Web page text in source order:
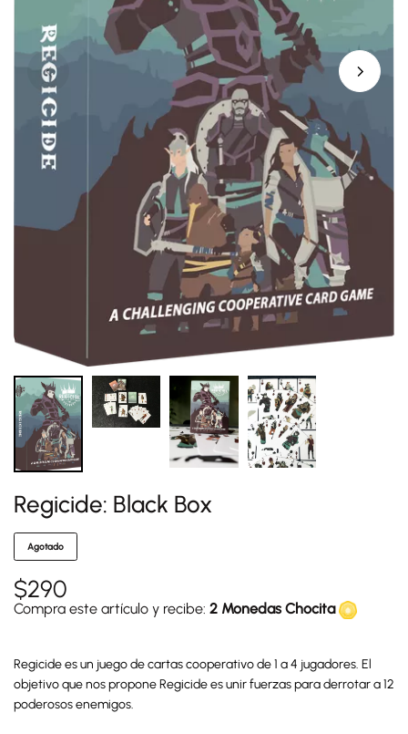
Regicide: Black Box
Agotado
$290
Compra este artículo y recibe: 2 Monedas Chocita
Regicide es un juego de cartas cooperativo de 1 a 4 jugadores. El
objetivo que nos propone Regicide es unir fuerzas para derrotar a 12
poderosos enemigos.